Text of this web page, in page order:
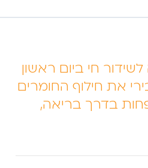
חי ביום ראשון
את חילוף החומרים
שלך ב50% לפחות בדרך בריאה,